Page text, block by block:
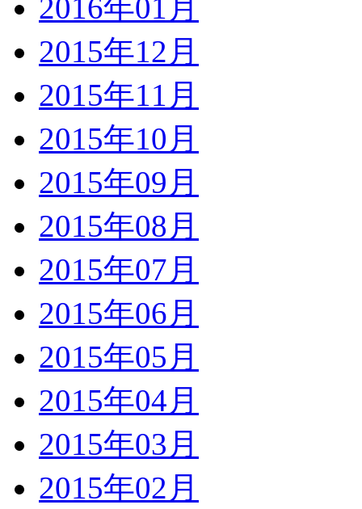
2016年01月
2015年12月
2015年11月
2015年10月
2015年09月
2015年08月
2015年07月
2015年06月
2015年05月
2015年04月
2015年03月
2015年02月